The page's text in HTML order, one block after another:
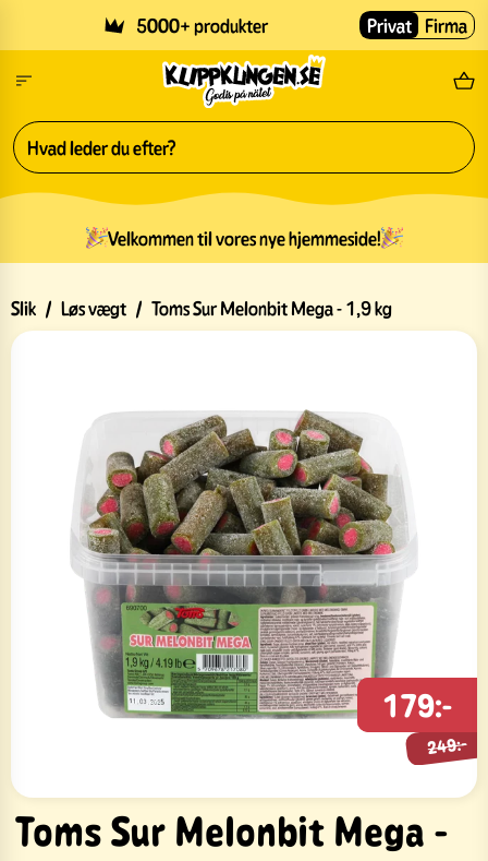
5000+ produkter Privat Firma
Velkommen til vores nye hjemmeside!
Slik / Løs vægt / Toms Sur Melonbit Mega - 1,9 kg
Toms Sur Melonbit Mega -
179:-
249:-
249:-